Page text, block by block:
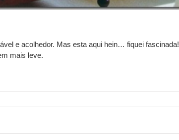
e acolhedor. Mas esta aqui hein… fiquei fascinada!
mais leve.